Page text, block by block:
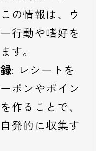
の情報は、ウ
行動や嗜好を
す。
: レシートを
ポンやポイン
作ることで、
発的に収集す